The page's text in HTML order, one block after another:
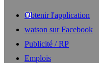
Obtenir l'application
watson sur Facebook
Publicité / RP
Emplois